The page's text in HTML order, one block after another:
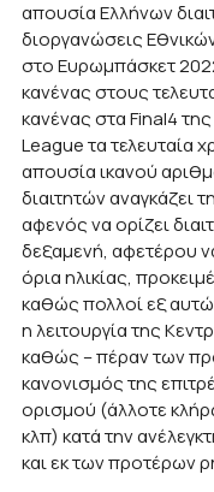
απουσία Ελλήνων
διοργανώσεις
στο Ευρωμπάσκετ
κανένας στους
κανένας στα Final4
League τα τελευταία
απουσία ικανού
διαιτητών αναγκάζει
αφενός να ορίζει
δεξαμενή, αφετέρου
όρια ηλικίας,
καθώς πολλοί εξ
η λειτουργία της
καθώς – πέραν των
κανονισμός της
ορισμού (άλλοτε
κλπ) κατά την
και εκ των προτέρων